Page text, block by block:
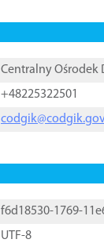
Centralny Ośrodek
+48225322501
f6d18530-1769-
UTF-8